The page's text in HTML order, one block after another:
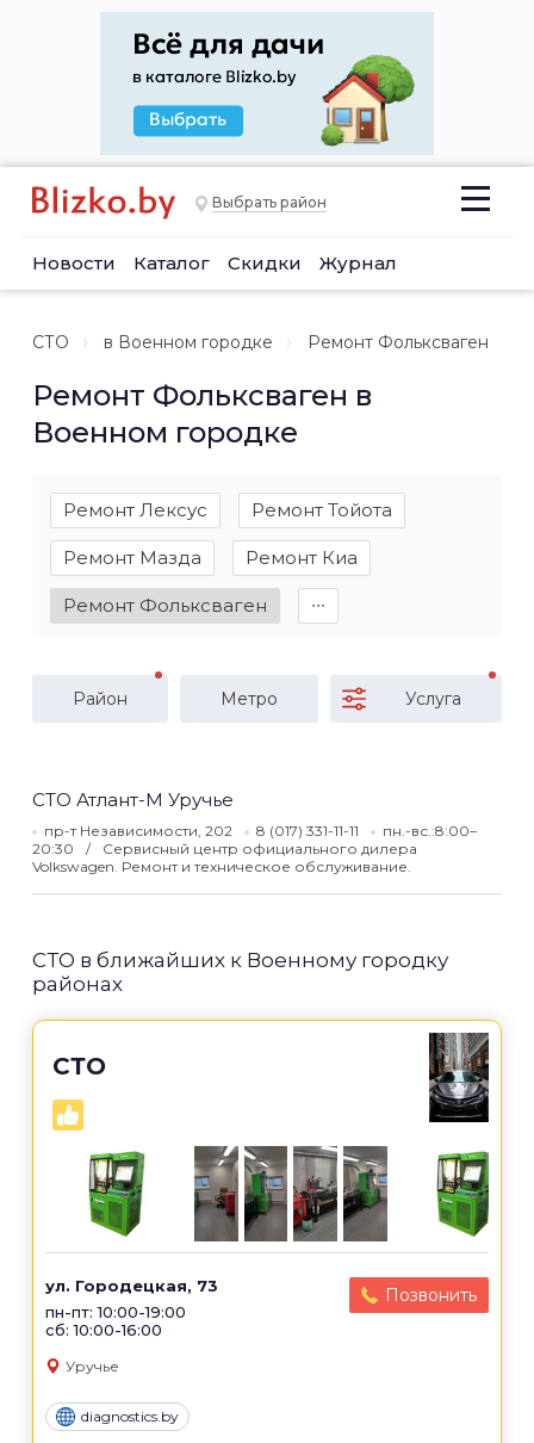
Выбрать район
Новости Каталог Скидки Журнал
СТО в Военном городке Ремонт Фольксваген
Ремонт Фольксваген в
Военном городке
Ремонт Лексус Ремонт Тойота
Ремонт Мазда Ремонт Киа
Ремонт Фольксваген ∙∙∙
Район Метро Услуга
СТО Атлант-М Уручье
пр-т Независимости, 202 8 (017) 331-11-11
пн.-вс.:8:00–
20:30
Сервисный центр официального дилера
Volkswagen. Ремонт и техническое обслуживание.
СТО в ближайших к Военному городку
районах
СТО
ул. Городецкая, 73
пн-пт: 10:00-19:00
сб: 10:00-16:00
Позвонить
Уручье
diagnostics.by